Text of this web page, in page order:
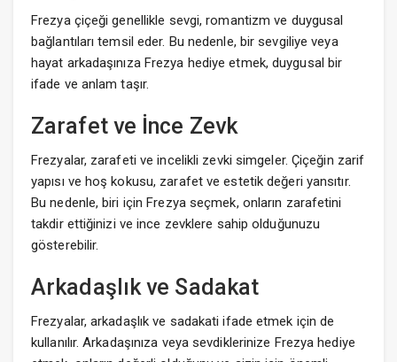
Frezya çiçeği genellikle sevgi, romantizm ve duygusal
bağlantıları temsil eder. Bu nedenle, bir sevgiliye veya
hayat arkadaşınıza Frezya hediye etmek, duygusal bir
ifade ve anlam taşır.
Zarafet ve İnce Zevk
Frezyalar, zarafeti ve incelikli zevki simgeler. Çiçeğin zarif
yapısı ve hoş kokusu, zarafet ve estetik değeri yansıtır.
Bu nedenle, biri için Frezya seçmek, onların zarafetini
takdir ettiğinizi ve ince zevklere sahip olduğunuzu
gösterebilir.
Arkadaşlık ve Sadakat
Frezyalar, arkadaşlık ve sadakati ifade etmek için de
kullanılır. Arkadaşınıza veya sevdiklerinize Frezya hediye